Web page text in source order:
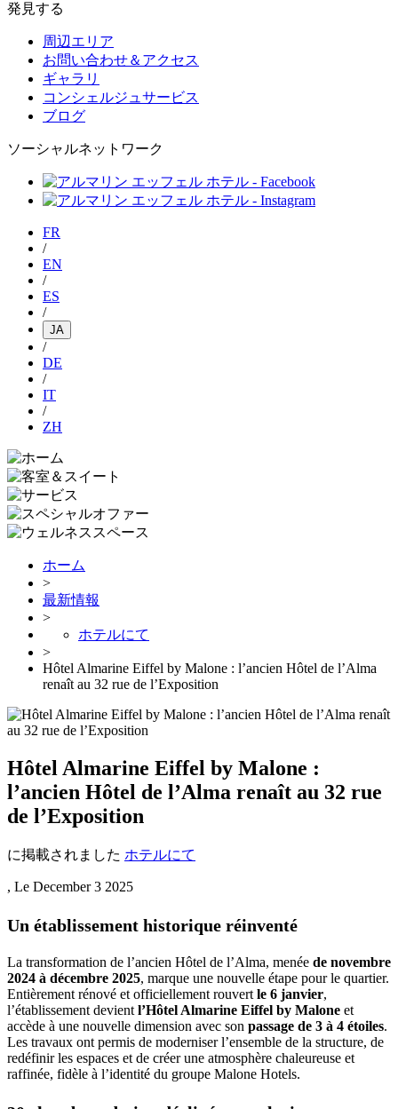
発見する
周辺エリア
お問い合わせ＆アクセス
ギャラリ
コンシェルジュサービス
ブログ
ソーシャルネットワーク
FR
/
EN
/
ES
/
JA
/
DE
/
IT
/
ZH
ホーム
>
最新情報
>
ホテルにて
>
Hôtel Almarine Eiffel by Malone : l’ancien Hôtel de l’Alma
renaît au 32 rue de l’Exposition
Hôtel Almarine Eiffel by Malone :
l’ancien Hôtel de l’Alma renaît au 32 rue
de l’Exposition
に掲載されました ホテルにて
, Le December 3 2025
Un établissement historique réinventé
La transformation de l’ancien Hôtel de l’Alma, menée de novembre
2024 à décembre 2025, marque une nouvelle étape pour le quartier.
Entièrement rénové et officiellement rouvert le 6 janvier,
l’établissement devient l’Hôtel Almarine Eiffel by Malone et
accède à une nouvelle dimension avec son passage de 3 à 4 étoiles.
Les travaux ont permis de moderniser l’ensemble de la structure, de
redéfinir les espaces et de créer une atmosphère chaleureuse et
raffinée, fidèle à l’identité du groupe Malone Hotels.